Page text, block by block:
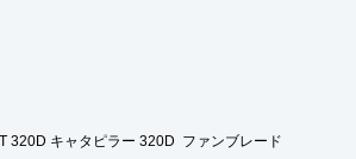
320D キャタピラー 320D  ファンブレード